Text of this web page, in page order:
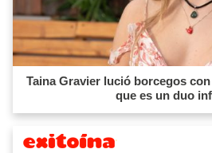
Taina Gravier lució borcegos
que es un duo